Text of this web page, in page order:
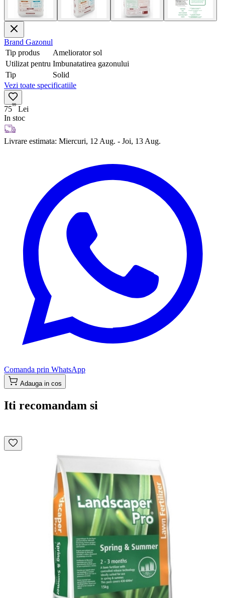
Brand Gazonul
Tip produs
Ameliorator sol
Utilizat pentru Imbunatatirea gazonului
Tip
Solid
Vezi toate specificatiile
7599 Lei
In stoc
Livrare estimata: Miercuri, 12 Aug. - Joi, 13 Aug.
Comanda prin WhatsApp
Adauga in cos
Iti recomandam si